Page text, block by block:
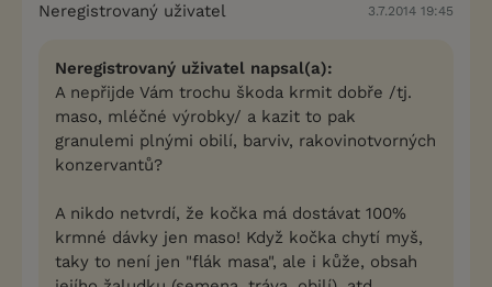
Neregistrovaný uživatel 3.7.2014 19:45
Neregistrovaný uživatel napsal(a):
A nepřijde Vám trochu škoda krmit dobře /tj.
maso, mléčné výrobky/ a kazit to pak
granulemi plnými obilí, barviv, rakovinotvorných
konzervantů?
A nikdo netvrdí, že kočka má dostávat 100%
krmné dávky jen maso! Když kočka chytí myš,
taky to není jen "flák masa", ale i kůže, obsah